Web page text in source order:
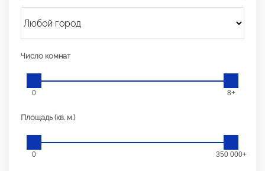
Число комнат
0 8+
Площадь (кв. м.)
0 350 000+